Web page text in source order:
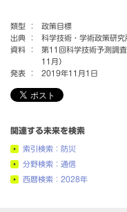
類型 ：
政策目標
出典 ：
科学技術・学術政策研究
資料 ：
第11回科学技術予測調
11月）
発表 ：
2019年11月1日
関連する未来を検索
索引検索：防災
分野検索：通信
西暦検索：2028年